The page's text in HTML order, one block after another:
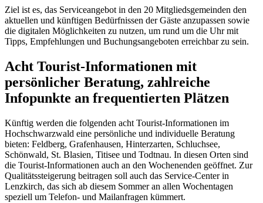
Ziel ist es, das Serviceangebot in den 20 Mitgliedsgemeinden den
aktuellen und künftigen Bedürfnissen der Gäste anzupassen sowie
die digitalen Möglichkeiten zu nutzen, um rund um die Uhr mit
Tipps, Empfehlungen und Buchungsangeboten erreichbar zu sein.
Acht Tourist-Informationen mit
persönlicher Beratung, zahlreiche
Infopunkte an frequentierten Plätzen
Künftig werden die folgenden acht Tourist-Informationen im
Hochschwarzwald eine persönliche und individuelle Beratung
bieten: Feldberg, Grafenhausen, Hinterzarten, Schluchsee,
Schönwald, St. Blasien, Titisee und Todtnau. In diesen Orten sind
die Tourist-Informationen auch an den Wochenenden geöffnet. Zur
Qualitätssteigerung beitragen soll auch das Service-Center in
Lenzkirch, das sich ab diesem Sommer an allen Wochentagen
speziell um Telefon- und Mailanfragen kümmert.